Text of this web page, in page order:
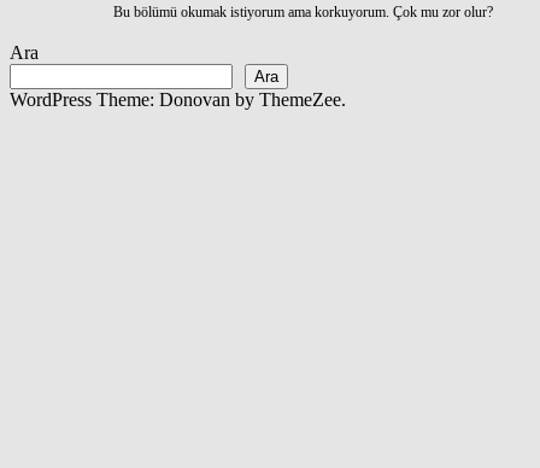
Bu bölümü okumak istiyorum ama korkuyorum. Çok mu zor olur?
Ara
Ara
WordPress Theme: Donovan by ThemeZee.